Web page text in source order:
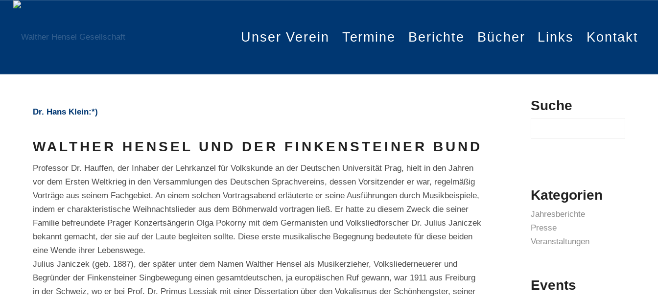
Unser Verein Termine Berichte Bücher Links Kontakt
Dr. Hans Klein:*)
WALTHER HENSEL UND DER FINKENSTEINER BUND
Professor Dr. Hauffen, der Inhaber der Lehrkanzel für Volkskunde an der Deutschen Universität Prag, hielt in den Jahren
vor dem Ersten Weltkrieg in den Versammlungen des Deutschen Sprachvereins, dessen Vorsitzender er war, regelmäßig
Vorträge aus seinem Fachgebiet. An einem solchen Vortragsabend erläuterte er seine Ausführungen durch Musikbeispiele,
indem er charakteristische Weihnachtslieder aus dem Böhmerwald vortragen ließ. Er hatte zu diesem Zweck die seiner
Familie befreundete Prager Konzertsängerin Olga Pokorny mit dem Germanisten und Volksliedforscher Dr. Julius Janiczek
bekannt gemacht, der sie auf der Laute begleiten sollte. Diese erste musikalische Begegnung bedeutete für diese beiden
eine Wende ihrer Lebenswege.
Julius Janiczek (geb. 1887), der später unter dem Namen Walther Hensel als Musikerzieher, Volksliederneuerer und
Begründer der Finkensteiner Singbewegung einen gesamtdeutschen, ja europäischen Ruf gewann, war 1911 aus Freiburg
in der Schweiz, wo er bei Prof. Dr. Primus Lessiak mit einer Dissertation über den Vokalismus der Schönhengster, seiner
Suche
Kategorien
Jahresberichte
Presse
Veranstaltungen
Events